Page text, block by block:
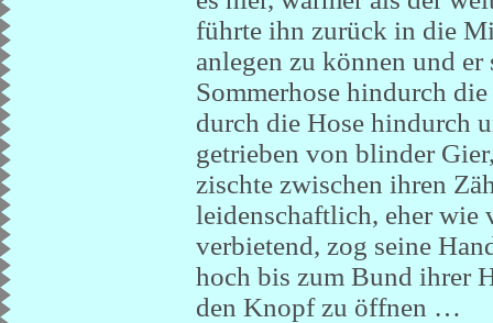
führte ihn zurück in die
anlegen zu können und
Sommerhose hindurch
durch die Hose hindurch
getrieben von blinder
zischte zwischen ihren
leidenschaftlich, eher wie
verbietend, zog seine
hoch bis zum Bund ihrer
den Knopf zu öffnen …